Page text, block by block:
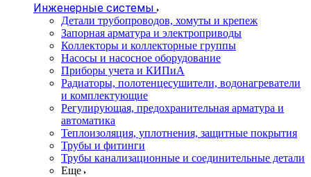
Инженерные системы
Детали трубопроводов, хомуты и крепеж
Запорная арматура и электроприводы
Коллекторы и коллекторные группы
Насосы и насосное оборудование
Приборы учета и КИПиА
Радиаторы, полотенцесушители, водонагреватели
и комплектующие
Регулирующая, предохранительная арматура и
автоматика
Теплоизоляция, уплотнения, защитные покрытия
Трубы и фитинги
Трубы канализационные и соединительные детали
Еще